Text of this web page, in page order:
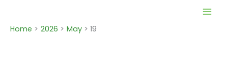
content
Home 2026 May 19